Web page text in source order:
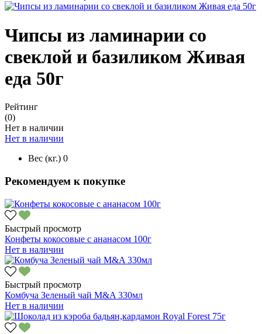
Чипсы из ламинарии со
свеклой и базиликом Живая
еда 50г
Рейтинг
(0)
Нет в наличии
Нет в наличии
Вес (кг.) 0
Рекомендуем к покупке
Быстрый просмотр
Конфеты кокосовые с ананасом 100г
Нет в наличии
Быстрый просмотр
Комбуча Зеленый чай M&A 330мл
Нет в наличии